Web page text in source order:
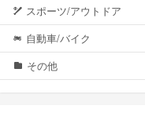
スポーツ/アウトドア
自動車/バイク
その他